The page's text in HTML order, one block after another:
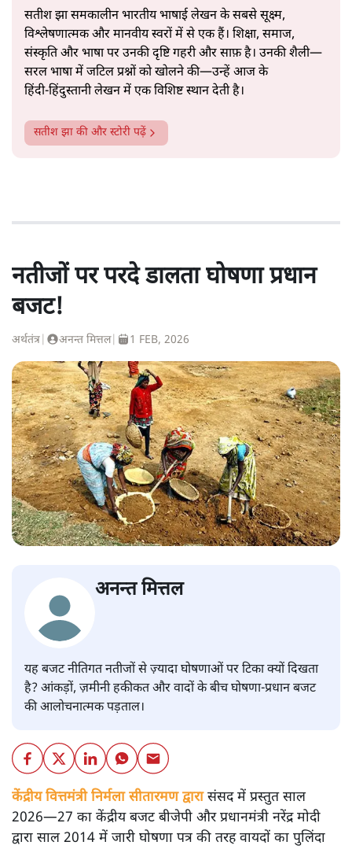
सतीश झा समकालीन भारतीय भाषाई लेखन के सबसे सूक्ष्म,
विश्लेषणात्मक और मानवीय स्वरों में से एक हैं। शिक्षा, समाज,
संस्कृति और भाषा पर उनकी दृष्टि गहरी और साफ़ है। उनकी शैली—
सरल भाषा में जटिल प्रश्नों को खोलने की—उन्हें आज के
हिंदी‑हिंदुस्तानी लेखन में एक विशिष्ट स्थान देती है।
सतीश झा की और स्टोरी पढ़ें
नतीजों पर परदे डालता घोषणा प्रधान
बजट!
अर्थतंत्र अनन्त मित्तल| 1 FEB, 2026
अनन्त मित्तल
यह बजट नीतिगत नतीजों से ज़्यादा घोषणाओं पर टिका क्यों दिखता
है? आंकड़ों, ज़मीनी हकीकत और वादों के बीच घोषणा-प्रधान बजट
की आलोचनात्मक पड़ताल।
केंद्रीय वित्तमंत्री निर्मला सीतारमण द्वारासंसद में प्रस्तुत साल
2026—27 का केंद्रीय बजट बीजेपी और प्रधानमंत्री नरेंद्र मोदी
द्वारा साल 2014 में जारी घोषणा पत्र की तरह वायदों का पुलिंदा